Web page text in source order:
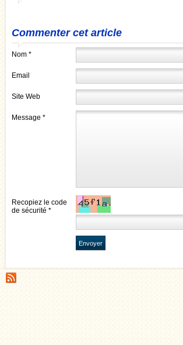
Commenter cet article
Nom *
Email
Site Web
Message *
Recopiez le code
de sécurité *
Envoyer